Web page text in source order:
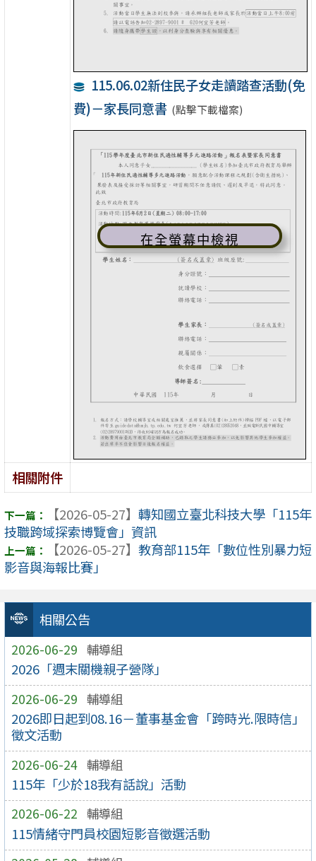
相關公告
2026-06-29 輔導組
2026「週末關機親子營隊」
2026-06-29 輔導組
2026即日起到08.16－董事基金會「跨時光.限時信」
徵文活動
2026-06-24 輔導組
115年「少於18我有話說」活動
2026-06-22 輔導組
115情緒守門員校園短影音徵選活動
115.06.02新住民子女走讀踏查活動(免
費)－家長同意書 (點擊下載檔案)
在全螢幕中檢視
相關附件
【2026-05-27】 轉知國立臺北科技大學「115年
技職跨域探索博覽會」資訊
【2026-05-27】 教育部115年「數位性別暴力短
影音與海報比賽」